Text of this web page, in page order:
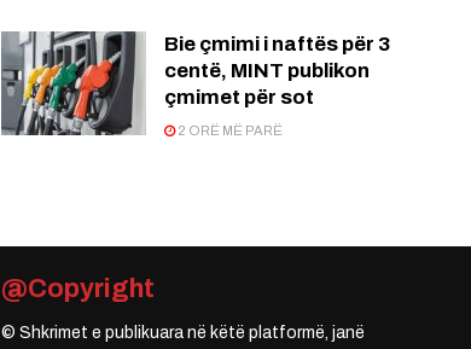
Bie çmimi i naftës për 3
centë, MINT publikon
çmimet për sot
2 ORË MË PARË
@Copyright
© Shkrimet e publikuara në këtë platformë, janë